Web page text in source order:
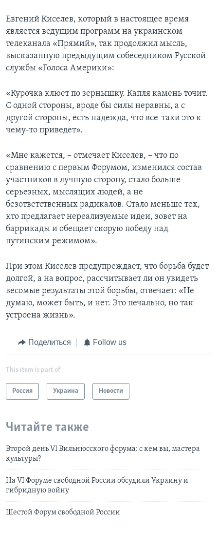
Евгений Киселев, который в настоящее время
является ведущим программ на украинском
телеканала «Прямий», так продолжил мысль,
высказанную предыдущим собеседником Русской
службы «Голоса Америки»:
«Курочка клюет по зернышку. Капля камень точит.
С одной стороны, вроде бы силы неравны, а с
другой стороны, есть надежда, что все-таки это к
чему-то приведет».
«Мне кажется, – отмечает Киселев, – что по
сравнению с первым Форумом, изменился состав
участников в лучшую сторону, стало больше
серьезных, мыслящих людей, а не
безответственных радикалов. Стало меньше тех,
кто предлагает нереализуемые идеи, зовет на
баррикады и обещает скорую победу над
путинским режимом».
При этом Киселев предупреждает, что борьба будет
долгой, а на вопрос, рассчитывает ли он увидеть
весомые результаты этой борьбы, отвечает: «Не
думаю, может быть, и нет. Это печально, но так
устроена жизнь».
Поделиться Follow us
This item is part of
Россия Украина Новости
Читайте также
Второй день VI Вильнюсского форума: с кем вы, мастера
культуры?
На VI Форуме свободной России обсудили Украину и
гибридную войну
Шестой Форум свободной России